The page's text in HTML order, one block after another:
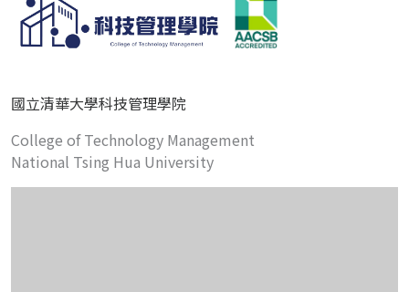
國立清華大學科技管理學院
College of Technology Management
National Tsing Hua University